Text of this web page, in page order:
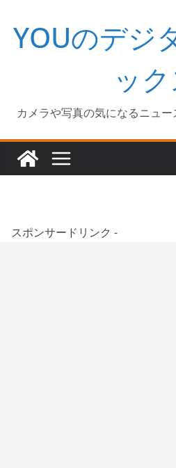
キ
YOUのデジ
ッ
カメラや写真の気になるニュ
スポンサードリンク -